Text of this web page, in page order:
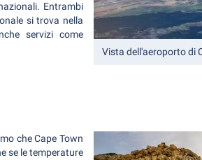
Vista dell'aeroporto di
Entrambi
si trova nella
servizi come
che Cape Town
se le temperature